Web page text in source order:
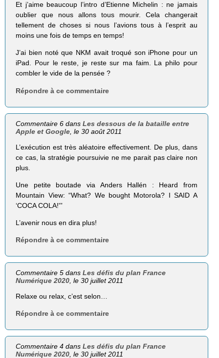
Et j’aime beaucoup l’intro d’Etienne Miche­lin : ne jamais
oublier que nous allons tous mourir. Cela changerait
tellement de choses si nous l’avions tous à l’esprit au
moins une fois de temps en temps!
J’ai bien noté que NKM avait troqué son iPhone pour un
iPad. Pour le reste, je reste sur ma faim. La philo pour
combler le vide de la pensée ?
Répondre à ce commentaire
Commentaire 6 dansLes dessous de la bataille entre
Apple et Google , le 30 août 2011
L’exécution est très aléatoire effectivement. De plus, dans
ce cas, la stratégie poursuivie ne me parait pas claire non
plus.
Une petite boutade via Anders Hallén : Heard from
Mountain View: “What? We bought Motorola? I SAID A
‘COCA COLA!'”
L’avenir nous en dira plus!
Répondre à ce commentaire
Commentaire 5 dansLes défis du plan France
Numérique 2020 , le 30 juillet 2011
Relaxe ou relax, c’est selon…
Répondre à ce commentaire
Commentaire 4 dansLes défis du plan France
Numérique 2020, le 30 juillet 2011